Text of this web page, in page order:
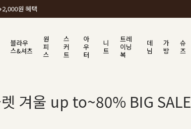
BEST ITEM
블라우
스&셔츠
원
피
스
스
커
트
아
우
터
니
트
트레
이닝
복
데
님
가
방
슈
즈
겨울 up to~80% BIG SALE